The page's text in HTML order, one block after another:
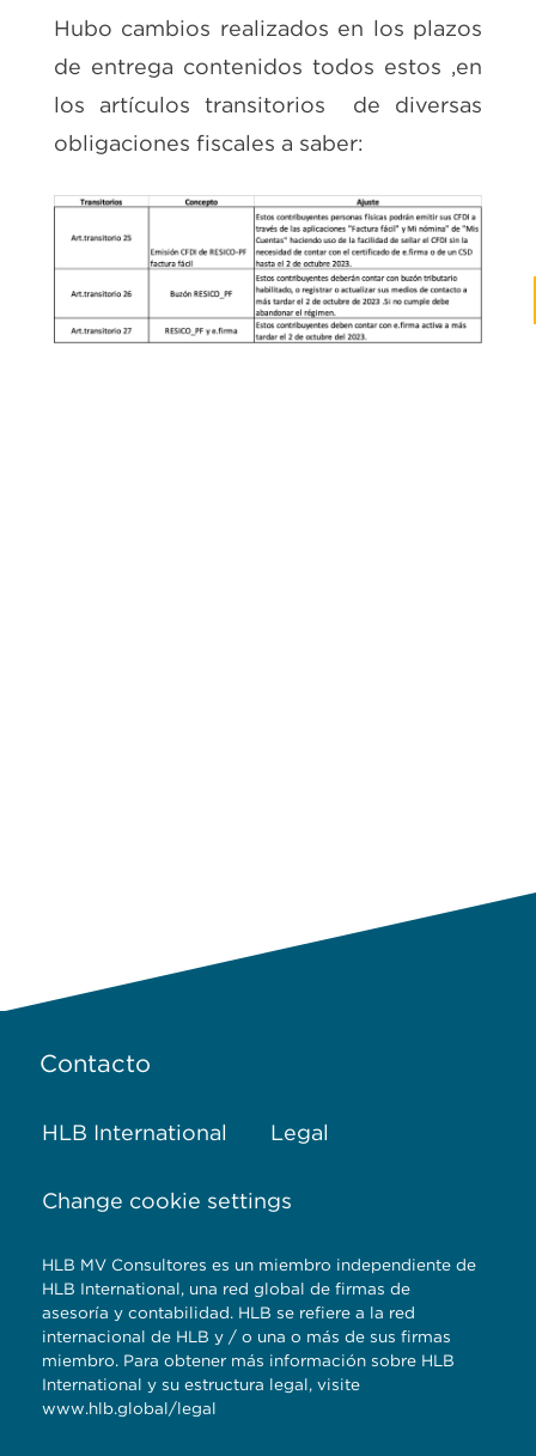
Hubo cambios realizados en los plazos
de entrega contenidos todos estos ,en
los artículos transitorios de diversas
obligaciones fiscales a saber:
Contacto
HLB International Legal
Change cookie settings
HLB MV Consultores es un miembro independiente de
HLB International, una red global de firmas de
asesoría y contabilidad. HLB se refiere a la red
internacional de HLB y / o una o más de sus firmas
miembro. Para obtener más información sobre HLB
International y su estructura legal, visite
www.hlb.global/legal